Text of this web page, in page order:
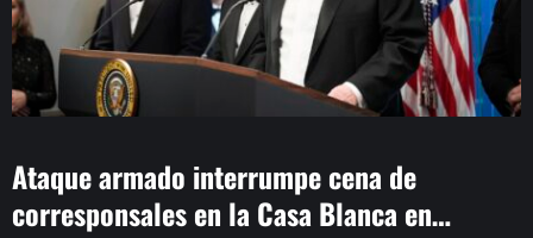
Ataque armado interrumpe cena de
corresponsales en la Casa Blanca en